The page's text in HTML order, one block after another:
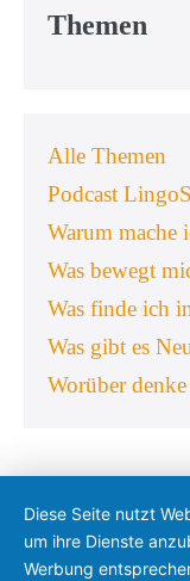
Themen
Alle Themen
Podcast
Warum mache
Was bewegt
Was finde ich
Was gibt es
Worüber
Diese Seite nutzt
um ihre Dienste
Werbung